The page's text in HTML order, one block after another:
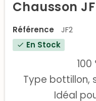
Chausson
Référence JF2
check En Stock
100
Type bottillon,
Idéal